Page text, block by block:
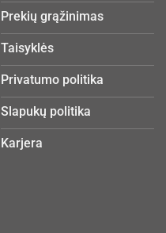
Prekių grąžinimas
Taisyklės
Privatumo politika
Slapukų politika
Karjera